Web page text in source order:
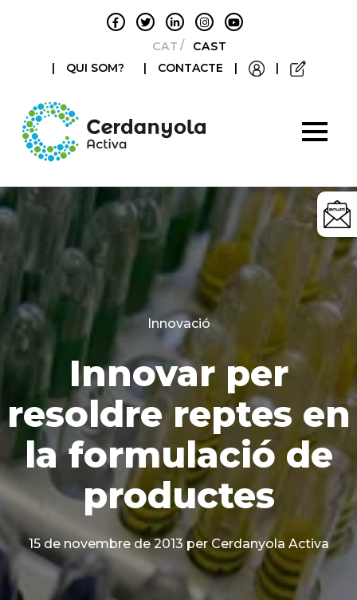
CATALÀCASTELLANO
|
QUI SOM? | CONTACTE | |
Categories
Innovació
Innovar per
resoldre reptes en
la formulació de
productes
15 de novembre de 2013 per Cerdanyola Activa